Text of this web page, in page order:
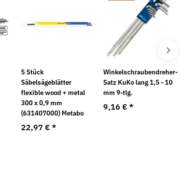
5 Stück
Säbelsägeblätter
flexible wood + metal
300 x 0,9 mm
(631407000) Metabo
22,97 €*
Winkelschraubendreher-
Satz KuKo lang 1,5 - 10
mm 9-tlg.
9,16 €*
ab 4,49 €